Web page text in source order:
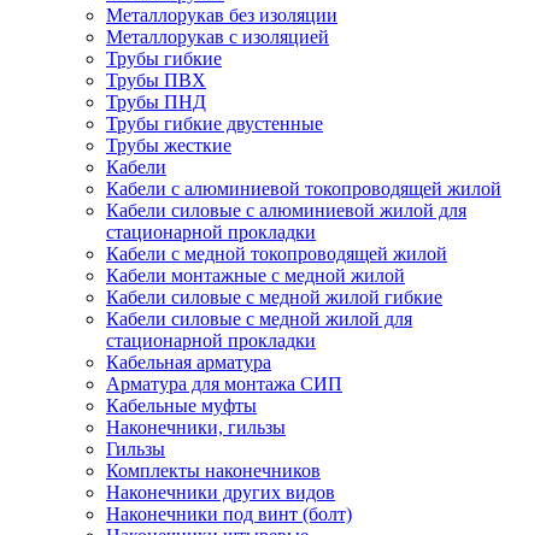
Металлорукав без изоляции
Металлорукав с изоляцией
Трубы гибкие
Трубы ПВХ
Трубы ПНД
Трубы гибкие двустенные
Трубы жесткие
Кабели
Кабели с алюминиевой токопроводящей жилой
Кабели силовые с алюминиевой жилой для
стационарной прокладки
Кабели с медной токопроводящей жилой
Кабели монтажные с медной жилой
Кабели силовые с медной жилой гибкие
Кабели силовые с медной жилой для
стационарной прокладки
Кабельная арматура
Арматура для монтажа СИП
Кабельные муфты
Наконечники, гильзы
Гильзы
Комплекты наконечников
Наконечники других видов
Наконечники под винт (болт)